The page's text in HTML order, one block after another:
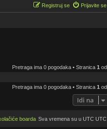
Prijavite se
Registruj se
Pretraga ima 0 pogodaka • Stranica 1 od
Pretraga ima 0 pogodaka • Stranica 1 od
Idi na
Sva vremena su u UTC UTC
boarda